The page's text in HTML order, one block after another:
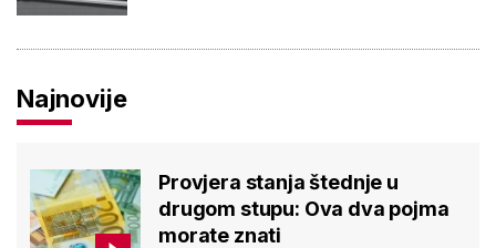
Najnovije
Provjera stanja štednje u
drugom stupu: Ova dva pojma
morate znati